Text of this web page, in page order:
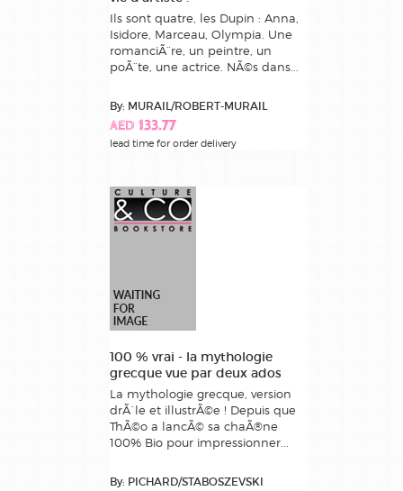
Ils sont quatre, les Dupin : Anna,
Isidore, Marceau, Olympia. Une
romanciÃ¨re, un peintre, un
poÃ¨te, une actrice. NÃ©s dans...
By: MURAIL/ROBERT-MURAIL
AED 133.77
lead time for order delivery
100 % vrai - la mythologie
grecque vue par deux ados
La mythologie grecque, version
drÃ´le et illustrÃ©e ! Depuis que
ThÃ©o a lancÃ© sa chaÃ®ne
100% Bio pour impressionner...
By: PICHARD/STABOSZEVSKI